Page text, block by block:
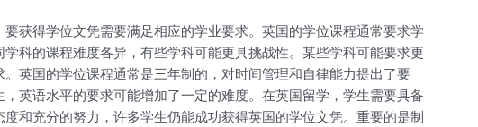
获得学位文凭需要满足相应的学业要求。英国的学位课程通常要求学
科的课程难度各异，有些学科可能更具挑战性。某些学科可能要求更
英国的学位课程通常是三年制的，对时间管理和自律能力提出了要
英语水平的要求可能增加了一定的难度。在英国留学，学生需要具备
和充分的努力，许多学生仍能成功获得英国的学位文凭。重要的是制